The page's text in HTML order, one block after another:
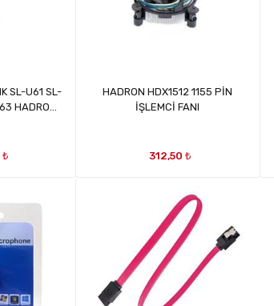
SL-U61 SL-
HADRON
HADRON HDX1512 1155 PİN
İŞLEMCİ FANI
312,50 ₺